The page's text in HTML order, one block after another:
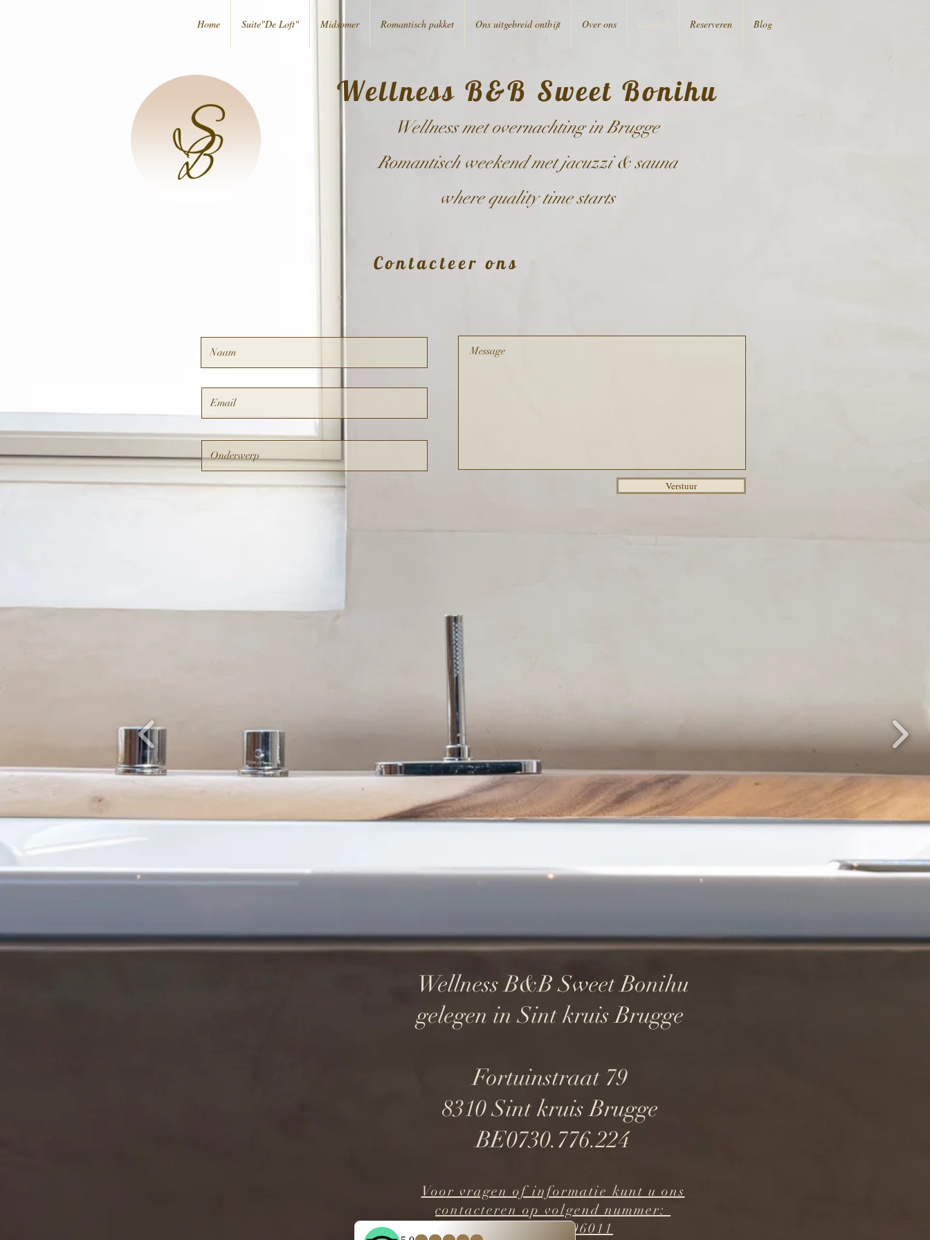
Home Suite"De Loft" Midsomer Romantisch pakket Ons uitgebreid ontbijt Over ons Reserveren Blog
Wellness B&B Sweet Bonihu
Wellness met overnachting in Brugge
Romantisch weekend met jacuzzi & sauna
where quality time starts
Contacteer ons
Verstuur
Wellness B&B Sweet Bonihu
gelegen in Sint kruis Brugge
Fortuinstraat 79
8310 Sint kruis Brugge
BE0730.776.224
Voor vragen of informatie kunt u ons
contacteren op volgend nummer:
+32(0)476596011